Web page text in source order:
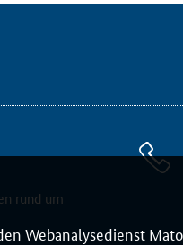
Webanalysedienst
rund um